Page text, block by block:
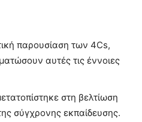
παρουσίαση των 4Cs,
αυτές τις έννοιες
στη βελτίωση
σύγχρονης εκπαίδευσης.